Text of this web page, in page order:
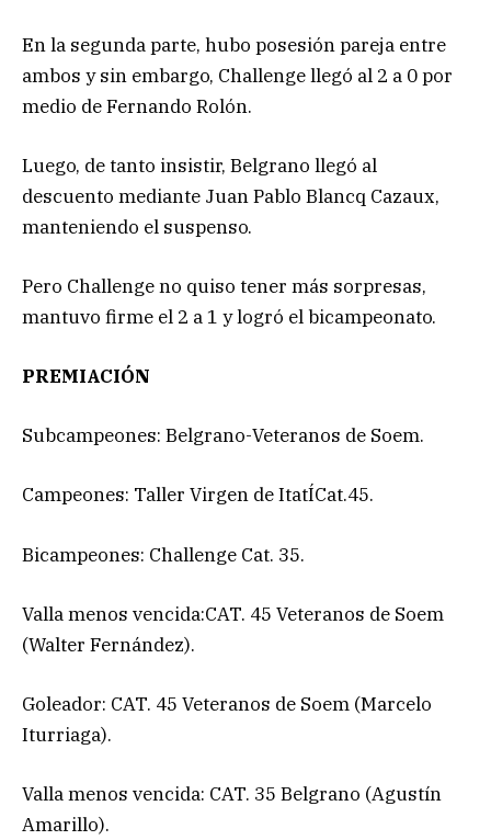
En la segunda parte, hubo posesión pareja entre
ambos y sin embargo, Challenge llegó al 2 a 0 por
medio de Fernando Rolón.
Luego, de tanto insistir, Belgrano llegó al
descuento mediante Juan Pablo Blancq Cazaux,
manteniendo el suspenso.
Pero Challenge no quiso tener más sorpresas,
mantuvo firme el 2 a 1 y logró el bicampeonato.
PREMIACIÓN
Subcampeones: Belgrano-Veteranos de Soem.
Campeones: Taller Virgen de ItatÍCat.45.
Bicampeones: Challenge Cat. 35.
Valla menos vencida:CAT. 45 Veteranos de Soem
(Walter Fernández).
Goleador: CAT. 45 Veteranos de Soem (Marcelo
Iturriaga).
Valla menos vencida: CAT. 35 Belgrano (Agustín
Amarillo).